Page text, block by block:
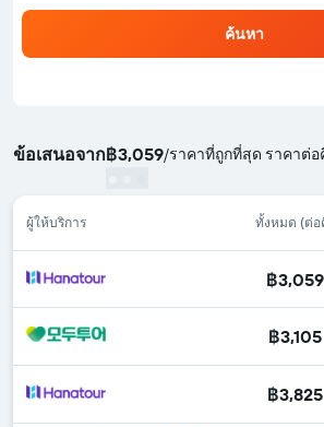
ค้นหา
ข้อเสนอจาก฿3,059/ราคาที่ถูกที่สุด ราคาต่
ผู้ให้บริการ ทั้งหมด (ต่
฿3,059
฿3,105
฿3,825